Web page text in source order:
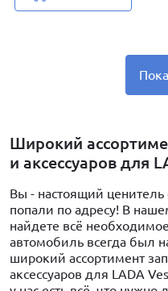
Широкий
и аксессуаров для
Вы - настоящий
попали по адресу! В
найдете всё
автомобиль всегда был
широкий ассортимент
аксессуаров для LADA